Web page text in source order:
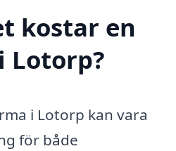
kostar en
Lotorp?
i Lotorp kan vara
för både